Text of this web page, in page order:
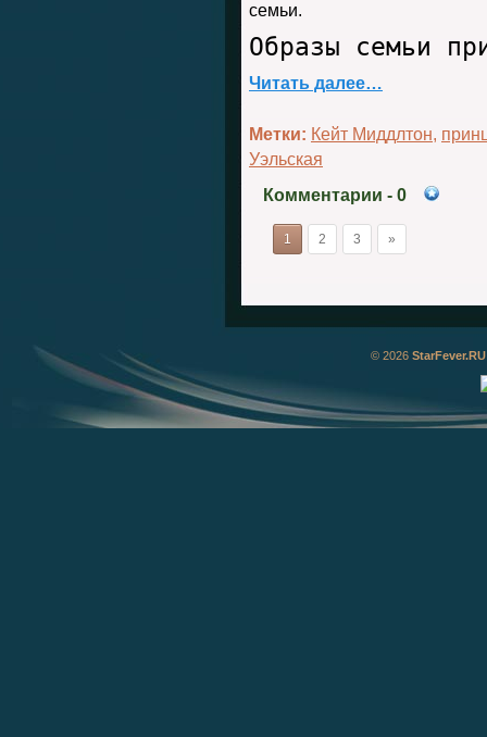
семьи.
Образы семьи
Читать далее…
Метки: Кейт Миддлтон,
Уэльская
Комментарии - 0
1 2 3 »
© 2026 StarFever.RU